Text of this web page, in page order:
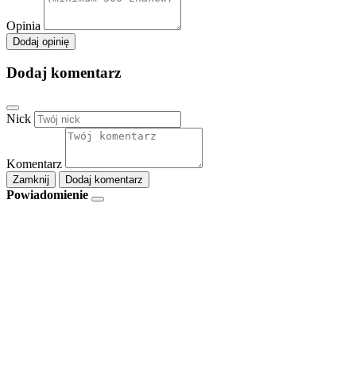
Opinia
Dodaj opinię
Dodaj komentarz
Nick
Komentarz
Zamknij Dodaj komentarz
Powiadomienie